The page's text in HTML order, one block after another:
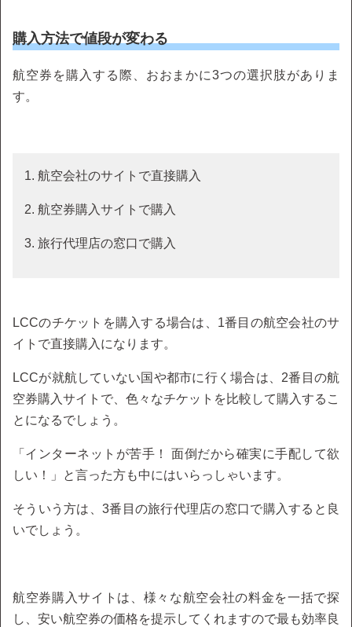
購入方法で値段が変わる
航空券を購入する際、おおまかに3つの選択肢がありま
す。
1. 航空会社のサイトで直接購入
2. 航空券購入サイトで購入
3. 旅行代理店の窓口で購入
LCCのチケットを購入する場合は、1番目の航空会社のサ
イトで直接購入になります。
LCCが就航していない国や都市に行く場合は、2番目の航
空券購入サイトで、色々なチケットを比較して購入するこ
とになるでしょう。
「インターネットが苦手！ 面倒だから確実に手配して欲
しい！」と言った方も中にはいらっしゃいます。
そういう方は、3番目の旅行代理店の窓口で購入すると良
いでしょう。
航空券購入サイトは、様々な航空会社の料金を一括で探
し、安い航空券の価格を提示してくれますので最も効率良